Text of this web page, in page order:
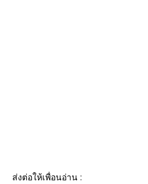
ส่งต่อให้เพื่อนอ่าน :